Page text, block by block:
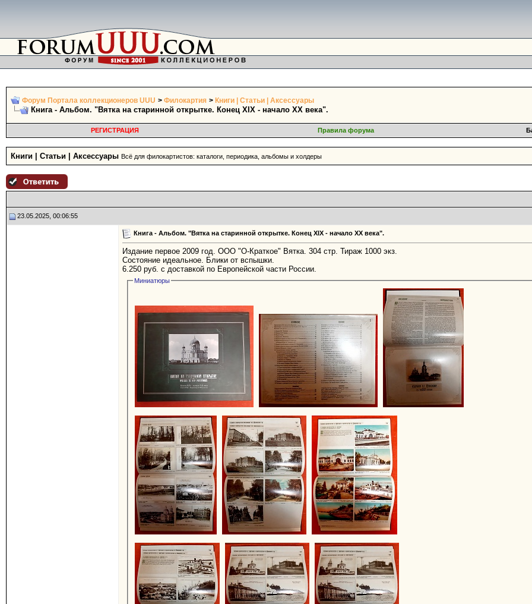
Форум Портала коллекционеров UUU > Филокартия > Книги | Статьи | Аксессуары
Книга - Альбом. "Вятка на старинной открытке. Конец ХIХ - начало XX века".
РЕГИСТРАЦИЯ Правила форума
Книги | Статьи | Аксессуары Всё для филокартистов: каталоги, периодика, альбомы и холдеры
23.05.2025, 00:06:55
Книга - Альбом. "Вятка на старинной открытке. Конец ХIХ - начало XX века".
Издание первое 2009 год. ООО "О-Краткое" Вятка. 304 стр. Тираж 1000 экз.
Состояние идеальное. Блики от вспышки.
6.250 руб. с доставкой по Европейской части России.
Миниатюры